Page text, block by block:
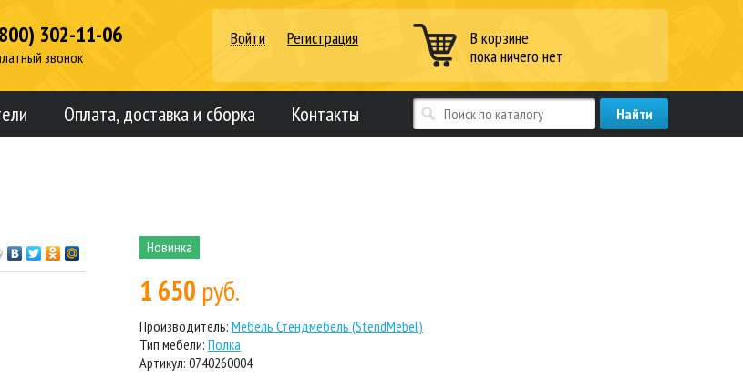
302-11-06
звонок
Войти Регистрация
В корзине
пока ничего нет
Оплата, доставка и сборка Контакты
Новинка
1 650 руб.
Производитель: Мебель Стендмебель (StendMebel)
Тип мебели: Полка
Артикул: 0740260004